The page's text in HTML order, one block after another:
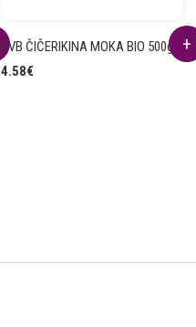
VVB ČIČERIKINA MOKA BIO 500g
4.58€